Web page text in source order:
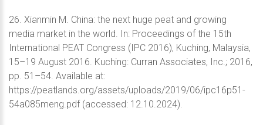
26. Xianmin M. China: the next huge peat and growing
media market in the world. In: Proceedings of the 15th
International PEAT Congress (IPC 2016), Kuching, Malaysia,
15–19 August 2016. Kuching: Curran Associates, Inc.; 2016,
pp. 51–54. Available at:
https://peatlands.org/assets/uploads/2019/06/ipc16p51-
54a085meng.pdf (accessed: 12.10.2024).